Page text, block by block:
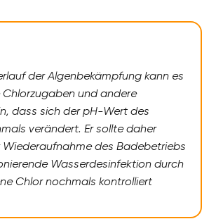
der Algenbekämpfung kann es
und andere
dass sich der pH-Wert des
verändert. Er sollte daher
des Badebetriebs
Wasserdesinfektion durch
Chlor nochmals kontrolliert